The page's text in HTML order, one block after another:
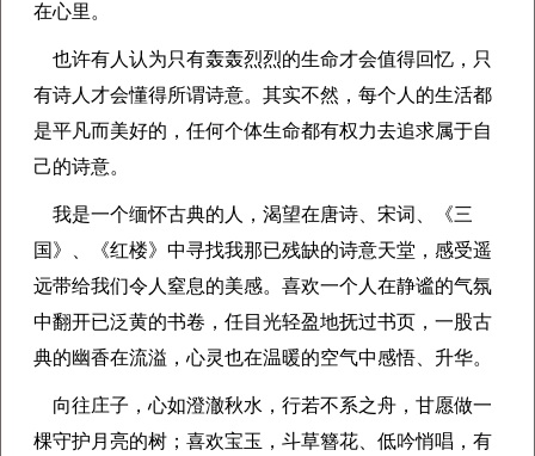
在心里。
也许有人认为只有轰轰烈烈的生命才会值得回忆，只
有诗人才会懂得所谓诗意。其实不然，每个人的生活都
是平凡而美好的，任何个体生命都有权力去追求属于自
己的诗意。
我是一个缅怀古典的人，渴望在唐诗、宋词、《三
国》、《红楼》中寻找我那已残缺的诗意天堂，感受遥
远带给我们令人窒息的美感。喜欢一个人在静谧的气氛
中翻开已泛黄的书卷，任目光轻盈地抚过书页，一股古
典的幽香在流溢，心灵也在温暖的空气中感悟、升华。
向往庄子，心如澄澈秋水，行若不系之舟，甘愿做一
棵守护月亮的树；喜欢宝玉，斗草簪花、低吟悄唱，有